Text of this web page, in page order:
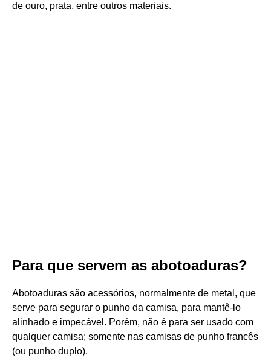
de ouro, prata, entre outros materiais.
Para que servem as abotoaduras?
Abotoaduras são acessórios, normalmente de metal, que
serve para segurar o punho da camisa, para mantê-lo
alinhado e impecável. Porém, não é para ser usado com
qualquer camisa; somente nas camisas de punho francês
(ou punho duplo).